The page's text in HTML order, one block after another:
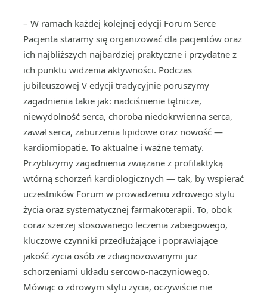
– W ramach każdej kolejnej edycji Forum Serce
Pacjenta staramy się organizować dla pacjentów oraz
ich najbliższych najbardziej praktyczne i przydatne z
ich punktu widzenia aktywności. Podczas
jubileuszowej V edycji tradycyjnie poruszymy
zagadnienia takie jak: nadciśnienie tętnicze,
niewydolność serca, choroba niedokrwienna serca,
zawał serca, zaburzenia lipidowe oraz nowość —
kardiomiopatie. To aktualne i ważne tematy.
Przybliżymy zagadnienia związane z profilaktyką
wtórną schorzeń kardiologicznych — tak, by wspierać
uczestników Forum w prowadzeniu zdrowego stylu
życia oraz systematycznej farmakoterapii. To, obok
coraz szerzej stosowanego leczenia zabiegowego,
kluczowe czynniki przedłużające i poprawiające
jakość życia osób ze zdiagnozowanymi już
schorzeniami układu sercowo-naczyniowego.
Mówiąc o zdrowym stylu życia, oczywiście nie